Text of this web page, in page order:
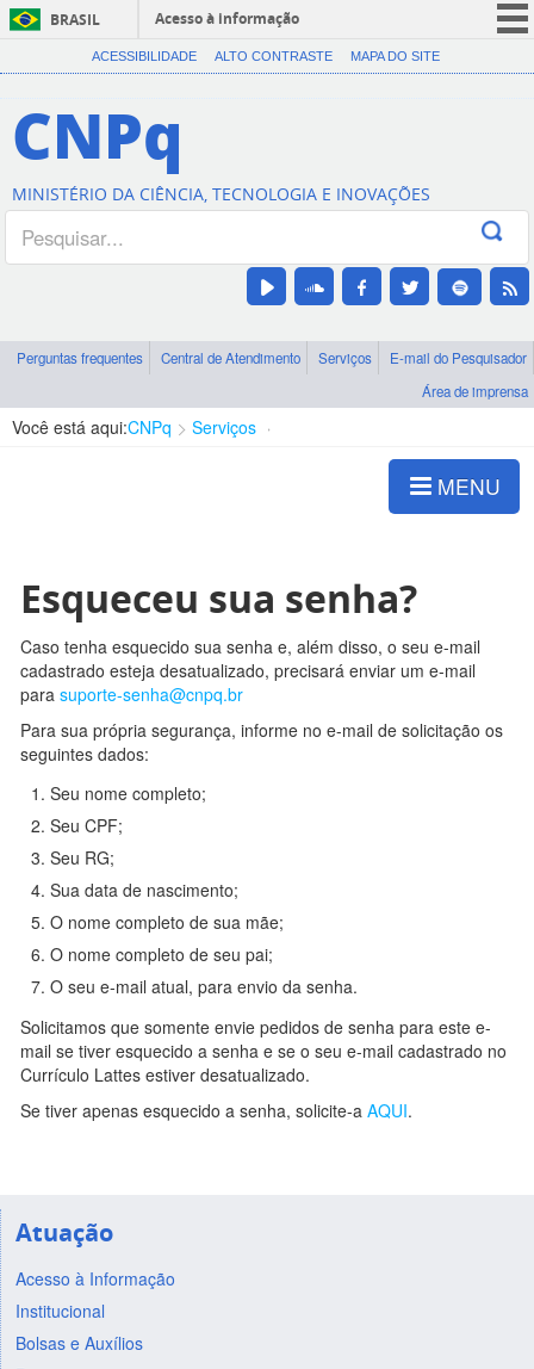
BRASIL
Acesso à informação
CORONAVÍRUS (COVID-19)
Canais
ACESSIBILIDADE ALTO CONTRASTE MAPA DO SITE
CNPq
MINISTÉRIO DA CIÊNCIA, TECNOLOGIA E INOVAÇÕES
Perguntas frequentes Central de Atendimento Serviços
E-mail do Pesquisador
Área de imprensa
Você está aqui:CNPq Serviços
MENU
Esqueceu sua senha?
Caso tenha esquecido sua senha e, além disso, o seu e-mail
cadastrado esteja desatualizado, precisará enviar um e-mail
para suporte-senha@cnpq.br
Para sua própria segurança, informe no e-mail de solicitação os
seguintes dados:
Seu nome completo;
Seu CPF;
Seu RG;
Sua data de nascimento;
O nome completo de sua mãe;
O nome completo de seu pai;
O seu e-mail atual, para envio da senha.
Solicitamos que somente envie pedidos de senha para este e-
mail se tiver esquecido a senha e se o seu e-mail cadastrado no
Currículo Lattes estiver desatualizado.
Se tiver apenas esquecido a senha, solicite-a AQUI.
Atuação
Acesso à Informação
Institucional
Bolsas e Auxílios